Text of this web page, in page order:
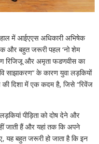
में आईएएस अधिकारी अभिषेक
और बहुत जरूरी पहल ‘नो शेम
रिजिजू और अमृता फडणवीस का
साझाकरण” के कारण युवा लड़कियों
की दिशा में एक कदम है, जिसे “रिवेंज
पीड़िता को दोष देने और
जाती हैं और यहां तक ​​कि अपने
यह बहुत जरूरी हो जाता है कि इन